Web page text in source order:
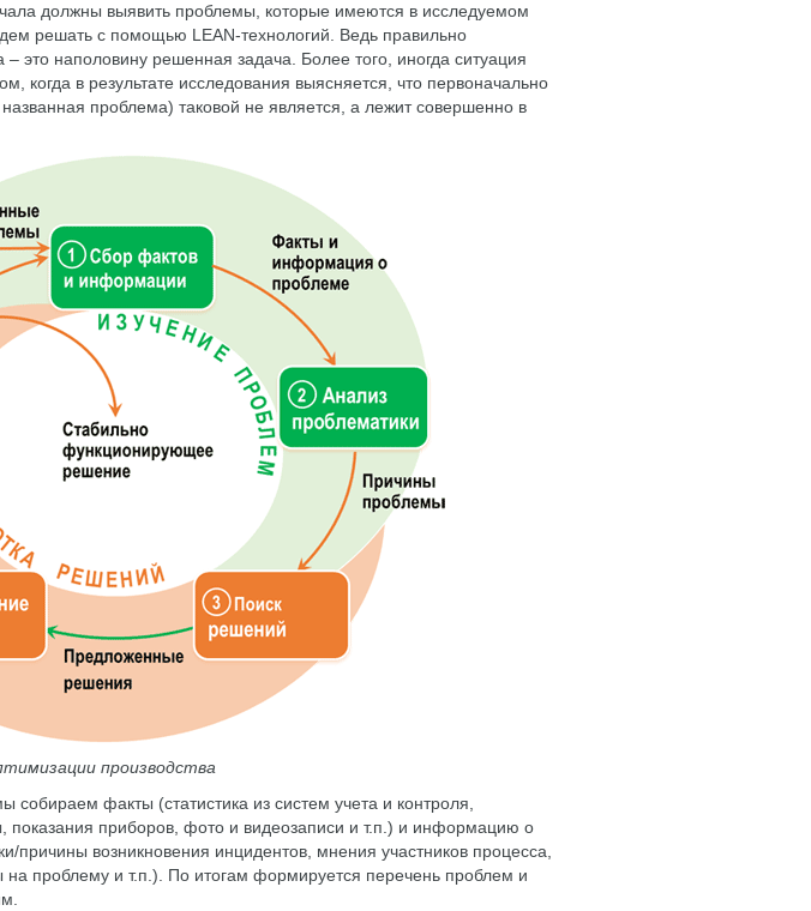
должны выявить проблемы, которые имеются в исследуемом
решать с помощью LEAN-технологий. Ведь правильно
это наполовину решенная задача. Более того, иногда ситуация
когда в результате исследования выясняется, что первоначально
проблема) таковой не является, а лежит совершенно в
производства
факты (статистика из систем учета и контроля,
показания приборов, фото и видеозаписи и т.п.) и информацию о
причины возникновения инцидентов, мнения участников процесса,
на проблему и т.п.). По итогам формируется перечень проблем и